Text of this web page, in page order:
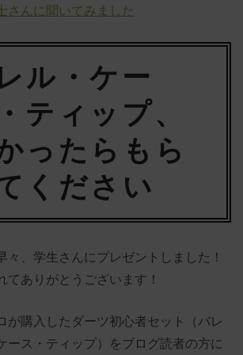
さんに聞いてみました
ル・ケー
ティップ、
ったらもら
ください
、学生さんにプレゼントしました！
てありがとうございます！
が購入したダーツ初心者セット（バレ
ース・ティップ）をブログ読者の方に